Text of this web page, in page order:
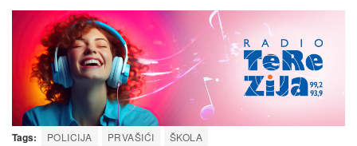
Tags: POLICIJA PRVAŠIĆI ŠKOLA